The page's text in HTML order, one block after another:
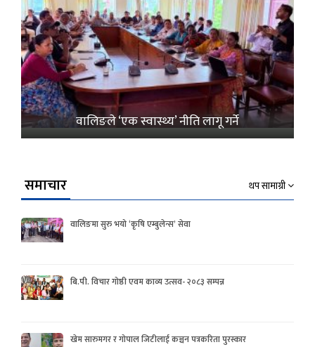
वालिङले ‘एक स्वास्थ्य’ नीति लागू गर्ने
समाचार थप सामाग्री
वालिङमा सुरु भयो ‘कृषि एम्बुलेन्स’ सेवा
बि.पी. विचार गोष्ठी एवम काव्य उत्सव- २०८३ सम्पन्न
खेम सारुमगर र गोपाल जिटीलाई कञ्चन पत्रकरिता पुरस्कार